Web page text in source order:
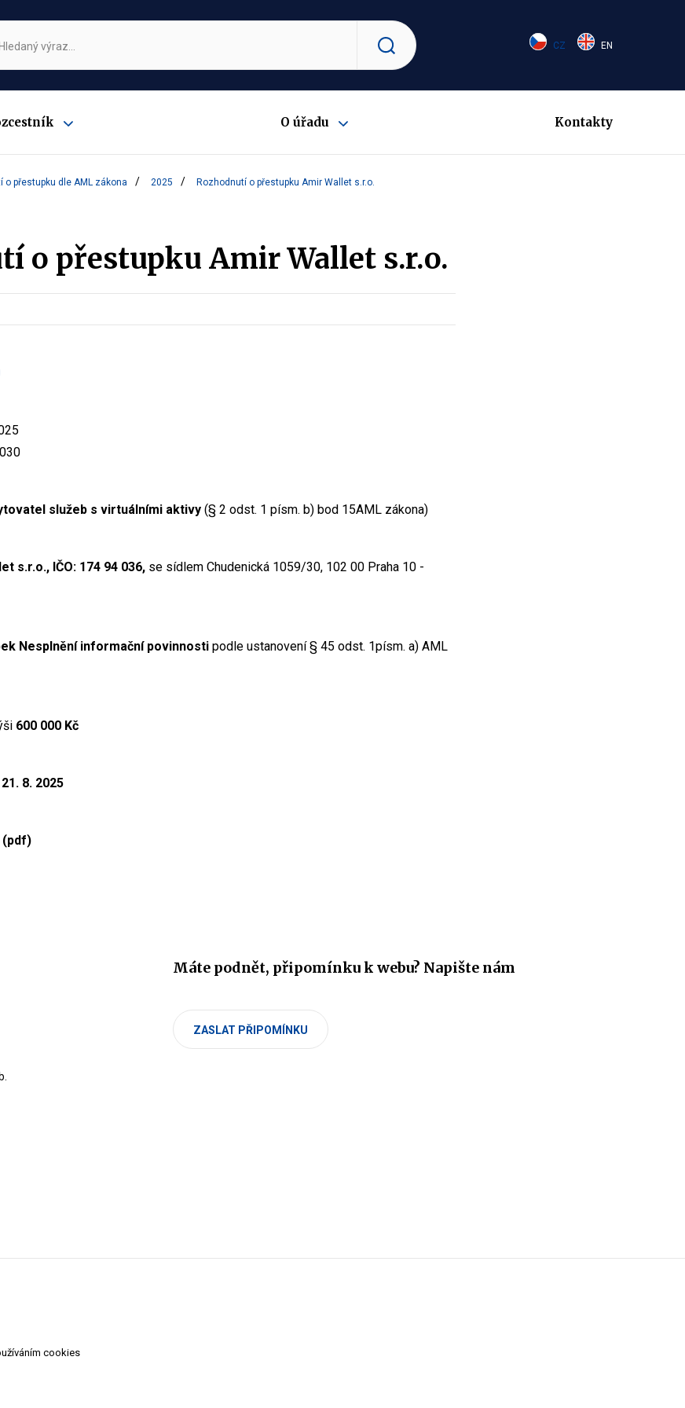
CZ EN
O úřadu Kontakty
o přestupku dle AML zákona 2025 Rozhodnutí o přestupku Amir Wallet s.r.o.
o přestupku Amir Wallet s.r.o.
služeb s virtuálními aktivy (§ 2 odst. 1 písm. b) bod 15AML zákona)
s.r.o., IČO: 174 94 036, se sídlem Chudenická 1059/30, 102 00 Praha 10 -
Nesplnění informační povinnosti podle ustanovení § 45 odst. 1písm. a) AML
600 000 Kč
21. 8. 2025
(pdf)
Máte podnět, připomínku k webu? Napište nám
ZASLAT PŘIPOMÍNKU
cookies